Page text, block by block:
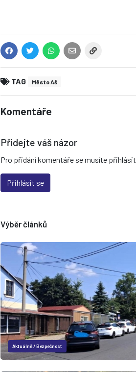
TAG Město Aš
Komentáře
Přidejte váš názor
Pro přidání komentáře se musíte přihlásit.
Přihlásit se
Výběr článků
Aktuálně/Bezpečnost